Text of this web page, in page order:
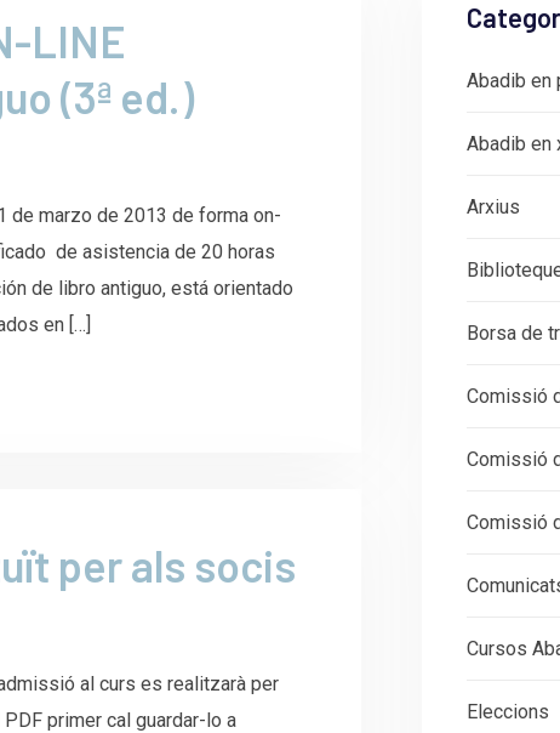
LINE
(3ª ed​.)​
de marzo de 2013 de forma on-
de asistencia de 20 horas
de libro antiguo, está orientado
en […]
per als socis
al curs es realitzarà per
primer cal guardar-lo a
Abadib en
Abadib en
Arxius
Borsa de
Comissió
Comissió
Comissió
Cursos
Eleccions